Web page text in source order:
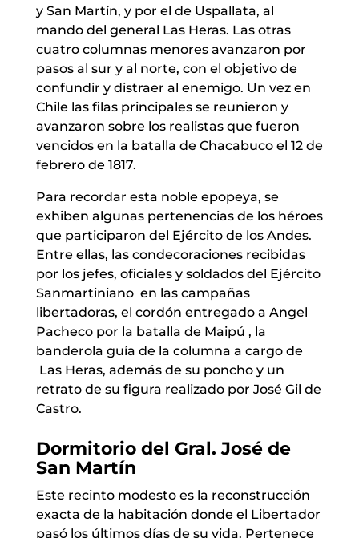
y San Martín, y por el de Uspallata, al
mando del general Las Heras. Las otras
cuatro columnas menores avanzaron por
pasos al sur y al norte, con el objetivo de
confundir y distraer al enemigo. Un vez en
Chile las filas principales se reunieron y
avanzaron sobre los realistas que fueron
vencidos en la batalla de Chacabuco el 12 de
febrero de 1817.
Para recordar esta noble epopeya, se
exhiben algunas pertenencias de los héroes
que participaron del Ejército de los Andes.
Entre ellas, las condecoraciones recibidas
por los jefes, oficiales y soldados del Ejército
Sanmartiniano en las campañas
libertadoras, el cordón entregado a Angel
Pacheco por la batalla de Maipú , la
banderola guía de la columna a cargo de
Las Heras, además de su poncho y un
retrato de su figura realizado por José Gil de
Castro.
Dormitorio del Gral. José de
San Martín
Este recinto modesto es la reconstrucción
exacta de la habitación donde el Libertador
pasó los últimos días de su vida. Pertenece